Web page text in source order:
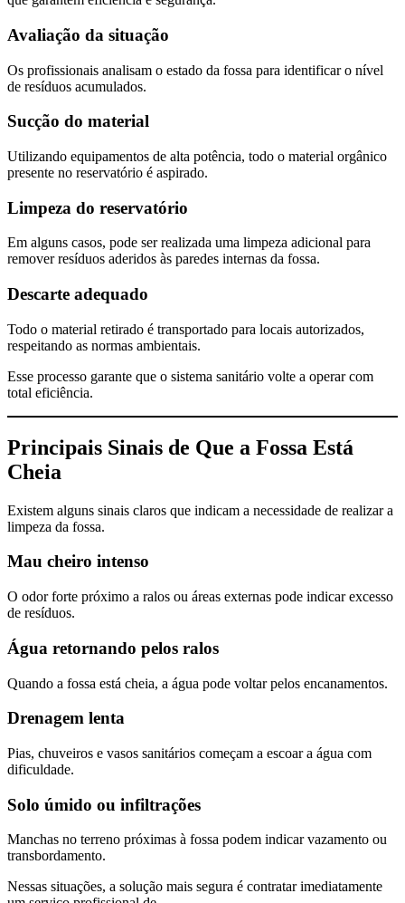
Avaliação da situação
Os profissionais analisam o estado da fossa para identificar o nível
de resíduos acumulados.
Sucção do material
Utilizando equipamentos de alta potência, todo o material orgânico
presente no reservatório é aspirado.
Limpeza do reservatório
Em alguns casos, pode ser realizada uma limpeza adicional para
remover resíduos aderidos às paredes internas da fossa.
Descarte adequado
Todo o material retirado é transportado para locais autorizados,
respeitando as normas ambientais.
Esse processo garante que o sistema sanitário volte a operar com
total eficiência.
Principais Sinais de Que a Fossa Está
Cheia
Existem alguns sinais claros que indicam a necessidade de realizar a
limpeza da fossa.
Mau cheiro intenso
O odor forte próximo a ralos ou áreas externas pode indicar excesso
de resíduos.
Água retornando pelos ralos
Quando a fossa está cheia, a água pode voltar pelos encanamentos.
Drenagem lenta
Pias, chuveiros e vasos sanitários começam a escoar a água com
dificuldade.
Solo úmido ou infiltrações
Manchas no terreno próximas à fossa podem indicar vazamento ou
transbordamento.
Nessas situações, a solução mais segura é contratar imediatamente